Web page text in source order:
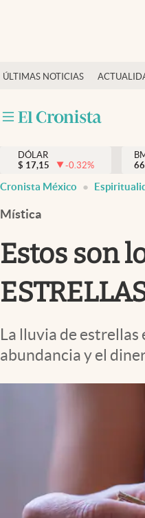
ÚLTIMAS NOTICIAS
Actualidad
Internacionales
Opinión
Brand Strategy
Vida y estilo
Tv
Espiritualidad
DÓLAR
$ 17,15 -0.32%
Cronista México
Mística
Estos son
La lluvia de
abundancia y el